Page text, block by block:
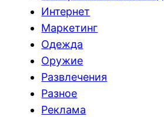
Интернет
Маркетинг
Одежда
Оружие
Развлечения
Разное
Реклама